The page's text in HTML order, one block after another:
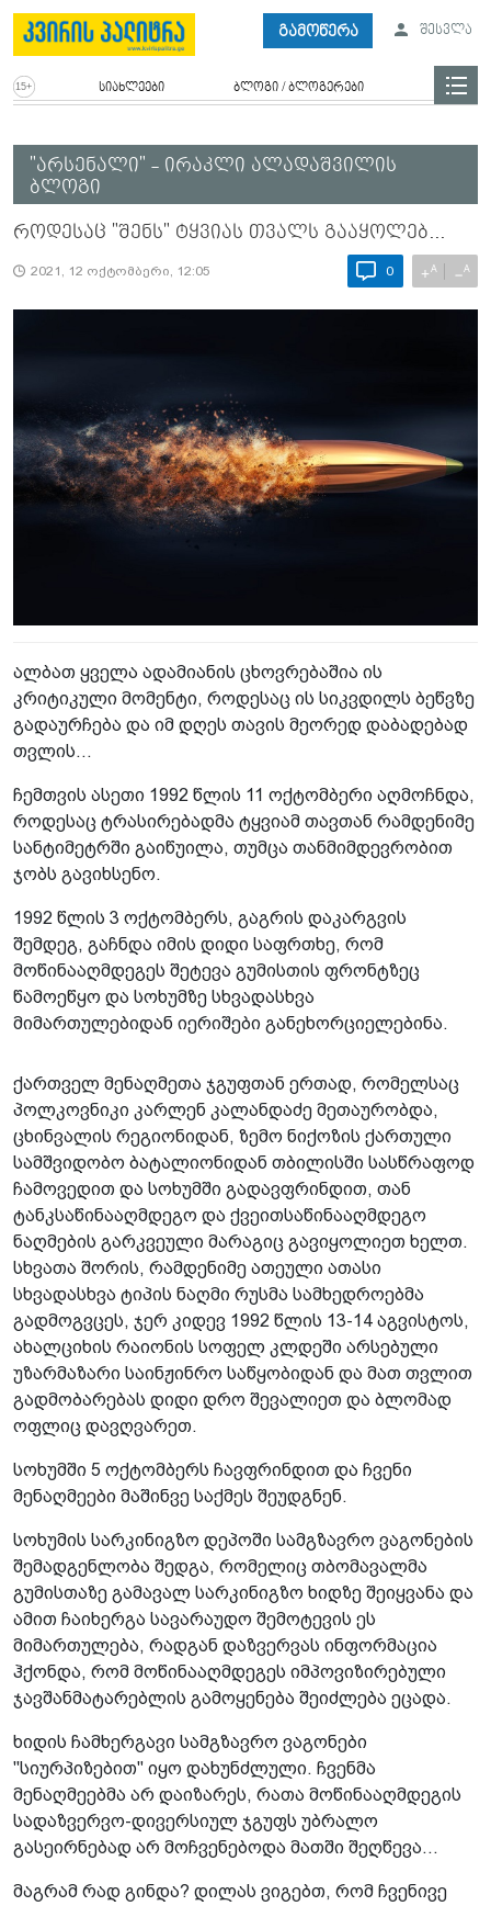
გამოწერა შესვლა
სიახლეები ბლოგი / ბლოგერები
"არსენალი" - ირაკლი ალადაშვილის
ბლოგი
როდესაც "შენს" ტყვიას თვალს გააყოლებ...
2021, 12 ოქტომბერი, 12:05 0 +A −A
ალბათ ყველა ადამიანის ცხოვრებაშია ის
კრიტიკული მომენტი, როდესაც ის სიკვდილს ბეწვზე
გადაურჩება და იმ დღეს თავის მეორედ დაბადებად
თვლის...
ჩემთვის ასეთი 1992 წლის 11 ოქტომბერი აღმოჩნდა,
როდესაც ტრასირებადმა ტყვიამ თავთან რამდენიმე
სანტიმეტრში გაიწუილა, თუმცა თანმიმდევრობით
ჯობს გავიხსენო.
1992 წლის 3 ოქტომბერს, გაგრის დაკარგვის
შემდეგ, გაჩნდა იმის დიდი საფრთხე, რომ
მოწინააღმდეგეს შეტევა გუმისთის ფრონტზეც
წამოეწყო და სოხუმზე სხვადასხვა
მიმართულებიდან იერიშები განეხორციელებინა.
ქართველ მენაღმეთა ჯგუფთან ერთად, რომელსაც
პოლკოვნიკი კარლენ კალანდაძე მეთაურობდა,
ცხინვალის რეგიონიდან, ზემო ნიქოზის ქართული
სამშვიდობო ბატალიონიდან თბილისში სასწრაფოდ
ჩამოვედით და სოხუმში გადავფრინდით, თან
ტანკსაწინააღმდეგო და ქვეითსაწინააღმდეგო
ნაღმების გარკვეული მარაგიც გავიყოლიეთ ხელთ.
სხვათა შორის, რამდენიმე ათეული ათასი
სხვადასხვა ტიპის ნაღმი რუსმა სამხედროებმა
გადმოგვცეს, ჯერ კიდევ 1992 წლის 13-14 აგვისტოს,
ახალციხის რაიონის სოფელ კლდეში არსებული
უზარმაზარი საინჟინრო საწყობიდან და მათ თვლით
გადმობარებას დიდი დრო შევალიეთ და ბლომად
ოფლიც დავღვარეთ.
სოხუმში 5 ოქტომბერს ჩავფრინდით და ჩვენი
მენაღმეები მაშინვე საქმეს შეუდგნენ.
სოხუმის სარკინიგზო დეპოში სამგზავრო ვაგონების
შემადგენლობა შედგა, რომელიც თბომავალმა
გუმისთაზე გამავალ სარკინიგზო ხიდზე შეიყვანა და
ამით ჩაიხერგა სავარაუდო შემოტევის ეს
მიმართულება, რადგან დაზვერვას ინფორმაცია
ჰქონდა, რომ მოწინააღმდეგეს იმპოვიზირებული
ჯავშანმატარებლის გამოყენება შეიძლება ეცადა.
ხიდის ჩამხერგავი სამგზავრო ვაგონები
"სიურპიზებით" იყო დახუნძლული. ჩვენმა
მენაღმეებმა არ დაიზარეს, რათა მოწინააღმდეგის
სადაზვერვო-დივერსიულ ჯგუფს უბრალო
გასეირნებად არ მოჩვენებოდა მათში შეღწევა...
მაგრამ რად გინდა? დილას ვიგებთ, რომ ჩვენივე